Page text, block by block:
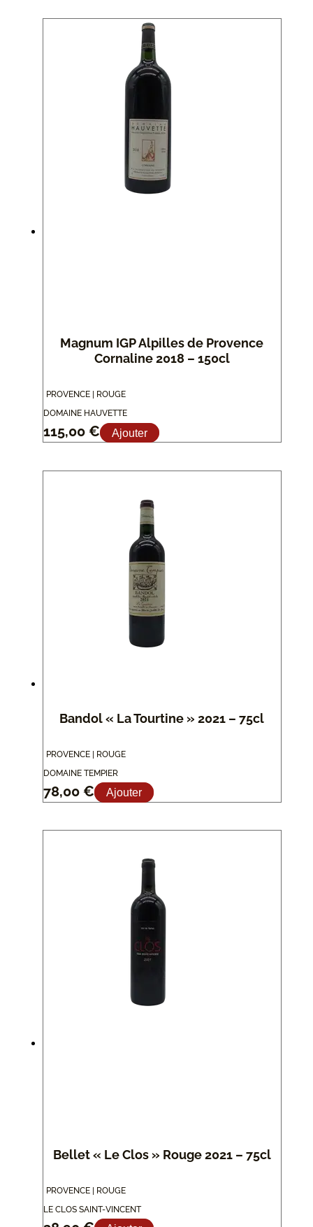
Magnum IGP Alpilles de Provence
Cornaline 2018 – 150cl
PROVENCE | ROUGE
DOMAINE HAUVETTE
115,00 € Ajouter
Bandol « La Tourtine » 2021 – 75cl
PROVENCE | ROUGE
DOMAINE TEMPIER
78,00 € Ajouter
Bellet « Le Clos » Rouge 2021 – 75cl
PROVENCE | ROUGE
LE CLOS SAINT-VINCENT